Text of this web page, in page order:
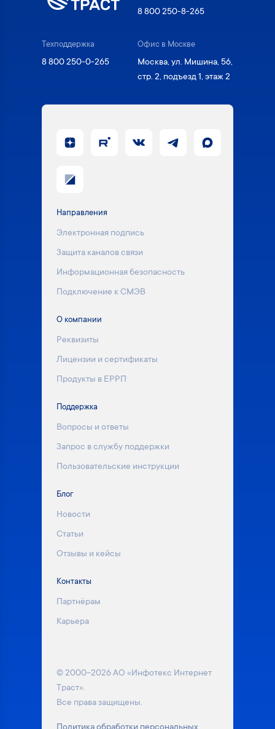
8 800 250-8-265
Техподдержка
8 800 250-0-265
Офис в Москве
Москва, ул. Мишина, 56,
стр. 2, подъезд 1, этаж 2
Направления
Электронная подпись
Защита каналов связи
Информационная безопасность
Подключение к СМЭВ
О компании
Реквизиты
Лицензии и сертификаты
Продукты в ЕРРП
Поддержка
Вопросы и ответы
Запрос в службу поддержки
Пользовательские инструкции
Блог
Новости
Статьи
Отзывы и кейсы
Контакты
Партнёрам
Карьера
© 2000–2026 АО «Инфотекс Интернет
Траст».
Все права защищены.